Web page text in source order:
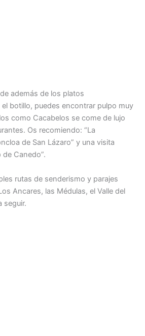
además de los platos
botillo, puedes encontrar pulpo muy
como Cacabelos se come de lujo
Os recomiendo: “La
de San Lázaro” y una visita
de Canedo”.
rutas de senderismo y parajes
Ancares, las Médulas, el Valle del
seguir.